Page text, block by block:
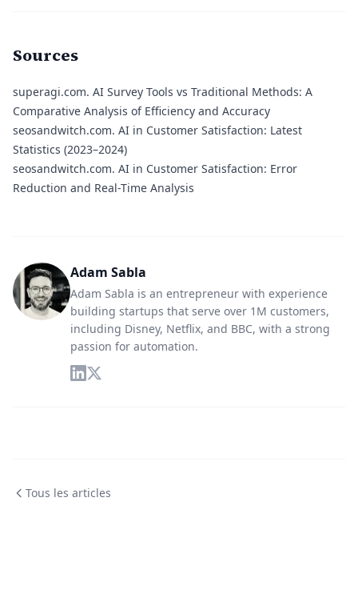
Sources
superagi.com. AI Survey Tools vs Traditional Methods: A
Comparative Analysis of Efficiency and Accuracy
seosandwitch.com. AI in Customer Satisfaction: Latest
Statistics (2023–2024)
seosandwitch.com. AI in Customer Satisfaction: Error
Reduction and Real-Time Analysis
Adam Sabla
Adam Sabla is an entrepreneur with experience
building startups that serve over 1M customers,
including Disney, Netflix, and BBC, with a strong
passion for automation.
Tous les articles